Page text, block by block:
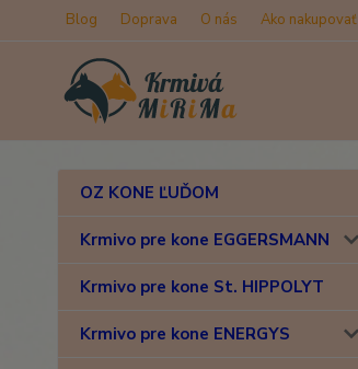
Blog Doprava O nás Ako nakupovať
OZ KONE ĽUĎOM
Krmivo pre kone EGGERSMANN
Krmivo pre kone St. HIPPOLYT
Krmivo pre kone ENERGYS